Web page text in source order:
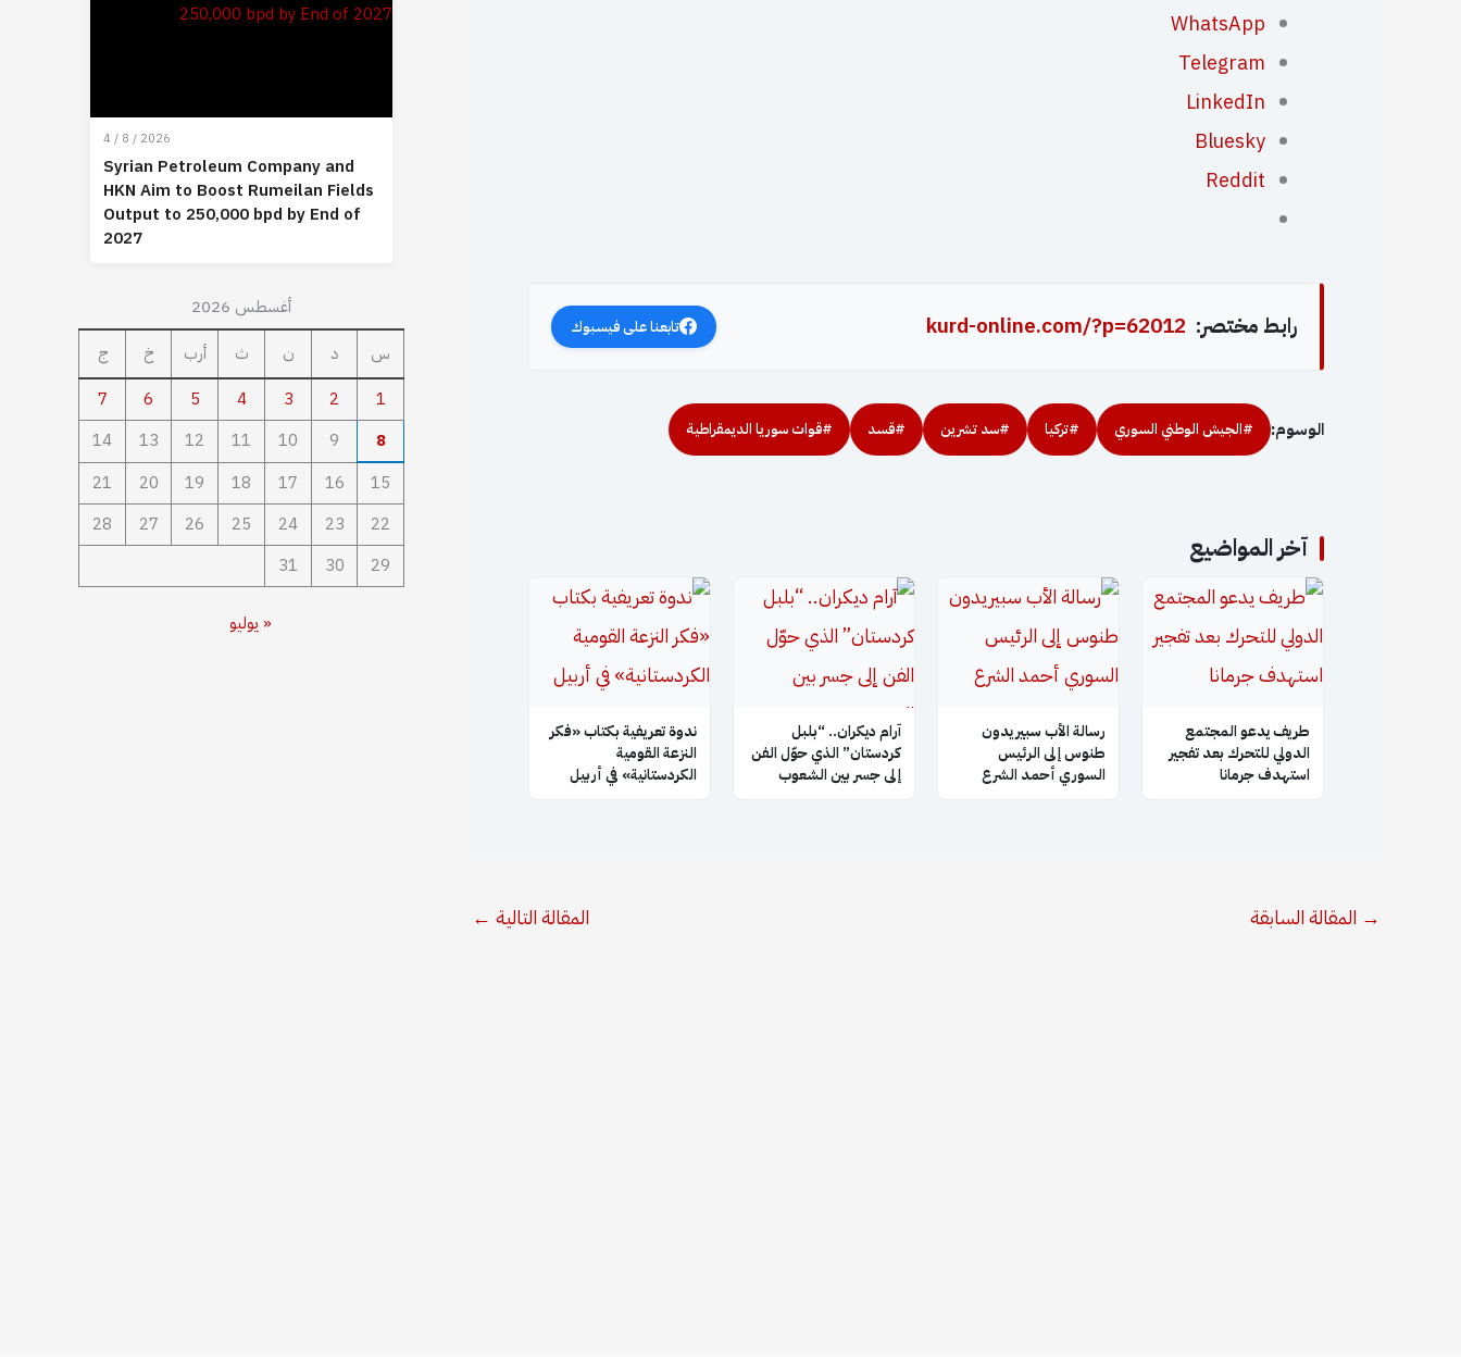
WhatsApp
Telegram
LinkedIn
Bluesky
Reddit
رابط مختصر: kurd-online.com/?p=62012 تابعنا على فيسبوك
الوسوم: #الجيش الوطني السوري #تركيا #سد تشرين #قسد #قوات سوريا الديمقراطية
آخر المواضيع
طريف يدعو المجتمع
الدولي للتحرك بعد تفجير
استهدف جرمانا
رسالة الأب سبيريدون
طنوس إلى الرئيس
السوري أحمد الشرع
آرام ديكران.. “بلبل
كردستان” الذي حوّل الفن
إلى جسر بين الشعوب
ندوة تعريفية بكتاب «فكر
النزعة القومية
الكردستانية» في أربيل
→ المقالة السابقة المقالة التالية ←
4 / 8 / 2026
Syrian Petroleum Company and
HKN Aim to Boost Rumeilan Fields
Output to 250,000 bpd by End of
2027
أغسطس 2026
س
د ن ث أرب خ
ج
1
2
3
4
5
6
7
8
9
10
11
12
13
14
15
16
17
18
19
20
21
22
23
24
25
26
27
28
29
30
31
« يوليو